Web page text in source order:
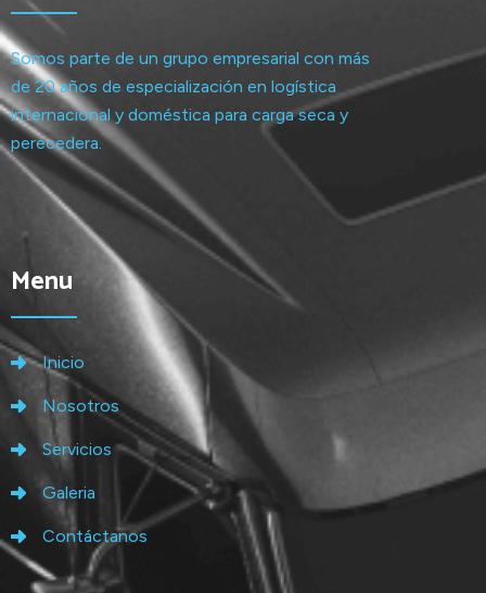
Somos parte de un grupo empresarial con más
de 20 años de especialización en logística
internacional y doméstica para carga seca y
perecedera.
Menu
Inicio
Nosotros
Servicios
Galeria
Contáctanos